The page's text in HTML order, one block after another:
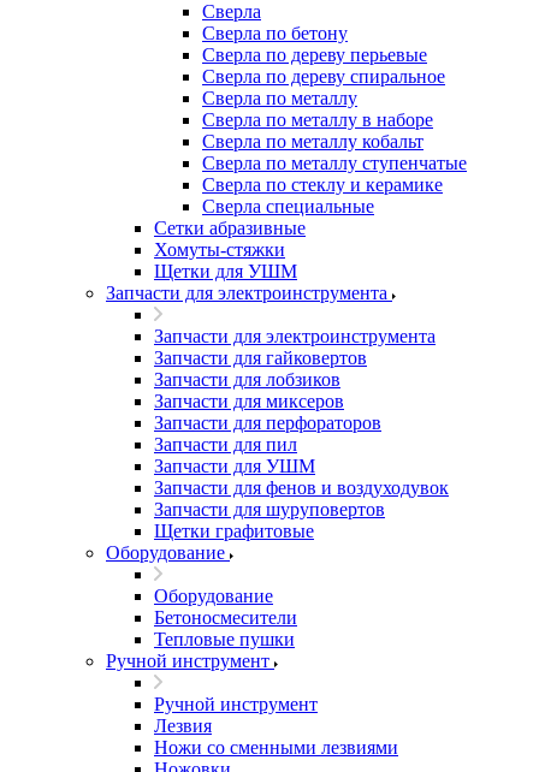
Сверла
Сверла по бетону
Сверла по дереву перьевые
Сверла по дереву спиральное
Сверла по металлу
Сверла по металлу в наборе
Сверла по металлу кобальт
Сверла по металлу ступенчатые
Сверла по стеклу и керамике
Сверла специальные
Сетки абразивные
Хомуты-стяжки
Щетки для УШМ
Запчасти для электроинструмента
Запчасти для электроинструмента
Запчасти для гайковертов
Запчасти для лобзиков
Запчасти для миксеров
Запчасти для перфораторов
Запчасти для пил
Запчасти для УШМ
Запчасти для фенов и воздуходувок
Запчасти для шуруповертов
Щетки графитовые
Оборудование
Оборудование
Бетоносмесители
Тепловые пушки
Ручной инструмент
Ручной инструмент
Лезвия
Ножи со сменными лезвиями